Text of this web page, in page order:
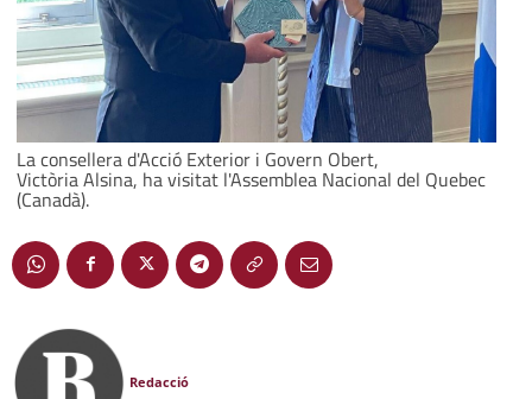
La consellera d'Acció Exterior i Govern Obert,
Victòria Alsina, ha visitat l'Assemblea Nacional del Quebec
(Canadà).
Redacció